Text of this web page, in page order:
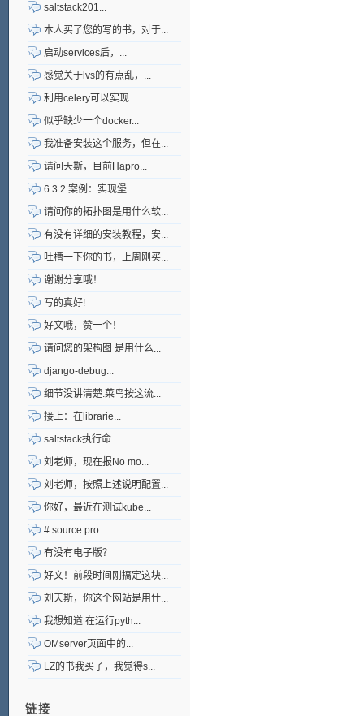
saltstack201...
本人买了您的写的书，对于...
启动services后，...
感觉关于lvs的有点乱，...
利用celery可以实现...
似乎缺少一个docker...
我准备安装这个服务，但在...
请问天斯，目前Hapro...
6.3.2 案例：实现堡...
请问你的拓扑图是用什么软...
有没有详细的安装教程，安...
吐槽一下你的书，上周刚买...
谢谢分享哦！
写的真好!
好文哦，赞一个！
请问您的架构图 是用什么...
django-debug...
细节没讲清楚.菜鸟按这流...
接上：在librarie...
saltstack执行命...
刘老师，现在报No mo...
刘老师，按照上述说明配置...
你好，最近在测试kube...
# source pro...
有没有电子版？
好文！前段时间刚搞定这块...
刘天斯，你这个网站是用什...
我想知道 在运行pyth...
OMserver页面中的...
LZ的书我买了，我觉得s...
链接